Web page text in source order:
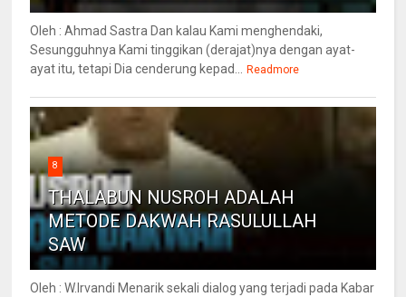
Oleh : Ahmad Sastra Dan kalau Kami menghendaki,
Sesungguhnya Kami tinggikan (derajat)nya dengan ayat-
ayat itu, tetapi Dia cenderung kepad...
Readmore
8
THALABUN NUSROH ADALAH
METODE DAKWAH RASULULLAH
SAW
Oleh : W.Irvandi Menarik sekali dialog yang terjadi pada Kabar